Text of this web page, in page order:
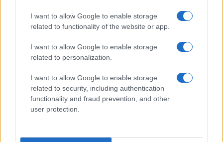
I want to allow Google to enable storage
related to functionality of the website or app.
I want to allow Google to enable storage
related to personalization.
I want to allow Google to enable storage
related to security, including authentication
functionality and fraud prevention, and other
user protection.
περιουσίας των πολιτών, που έχουν καταχωρισθεί στο
κτηματολόγιο.
«Φάμπρικα γρηγορόσημου»
περασμένο διάστημα αναδεικνύουν την ύπαρξη ενός
χρόνιου προβλήματος καθυστέρησης κτηματολογικών
πράξεων (π.χ. αγοραπωλησία, μεταβίβαση ακινήτου κ.ά.)
που αφήνει ανοιχτή την κερκόπορτα για «γρηγορόσημο».
ιδιωτών, ανάμεσά τους και υπάλληλοι του